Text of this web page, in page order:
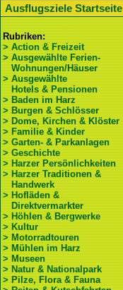
Ausflugsziele Startseite
Rubriken:
> Action & Freizeit
> Ausgewählte Ferien-
Wohnungen/Häuser
> Ausgewählte
Hotels & Pensionen
> Baden im Harz
> Burgen & Schlösser
> Dome, Kirchen & Klöster
> Familie & Kinder
> Garten- & Parkanlagen
> Geschichte
> Harzer Persönlichkeiten
> Harzer Traditionen &
Handwerk
> Hofläden &
Direktvermarkter
> Höhlen & Bergwerke
> Kultur
> Motorradtouren
> Mühlen im Harz
> Museen
> Natur & Nationalpark
> Pilze, Flora & Fauna